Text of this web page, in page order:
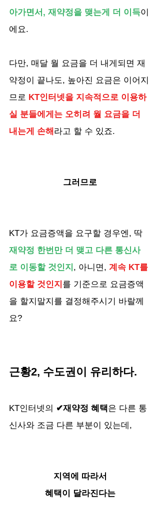
아가면서, 재약정을 맺는게 더 이득이
에요.
다만, 매달 월 요금을 더 내게되면 재
약정이 끝나도, 높아진 요금은 이어지
므로 KT인터넷을 지속적으로 이용하
실 분들에게는 오히려 월 요금을 더
내는게 손해 라고 할 수 있죠.
그러므로
KT가 요금증액을 요구할 경우엔, 딱
재약정 한번만 더 맺고 다른 통신사
로 이동할 것인지 , 아니면, 계속 KT를
이용할 것인지 를 기준으로 요금증액
을 할지말지를 결정해주시기 바랄께
요?
근황2, 수도권이 유리하다.
KT인터넷의 ✔재약정 혜택은 다른 통
신사와 조금 다른 부분이 있는데,
지역에 따라서
혜택이 달라진다는